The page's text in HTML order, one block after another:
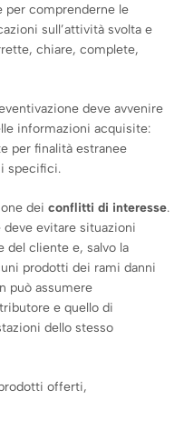
per comprenderne le
sull’attività svolta e
chiare, complete,
deve avvenire
informazioni acquisite:
per finalità estranee
specifici.
dei conflitti di interesse.
evitare situazioni
del cliente e, salvo la
prodotti dei rami danni
può assumere
e quello di
dello stesso
offerti,